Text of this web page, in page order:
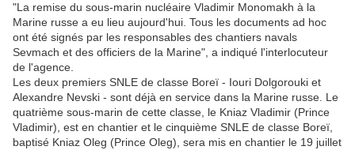
"La remise du sous-marin nucléaire Vladimir Monomakh à la
Marine russe a eu lieu aujourd'hui. Tous les documents ad hoc
ont été signés par les responsables des chantiers navals
Sevmach et des officiers de la Marine", a indiqué l'interlocuteur
de l'agence.
Les deux premiers SNLE de classe Boreï - Iouri Dolgorouki et
Alexandre Nevski - sont déjà en service dans la Marine russe. Le
quatrième sous-marin de cette classe, le Kniaz Vladimir (Prince
Vladimir), est en chantier et le cinquième SNLE de classe Boreï,
baptisé Kniaz Oleg (Prince Oleg), sera mis en chantier le 19 juillet